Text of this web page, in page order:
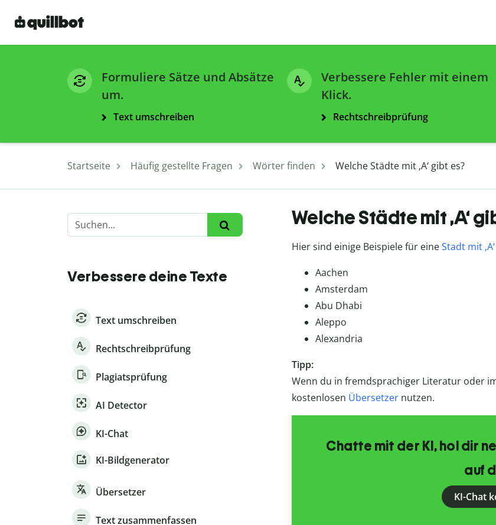
Formuliere Sätze und Absätze
um.
Text umschreiben
Verbessere Fehler mit einem
Klick.
Rechtschreibprüfung
Startseite Häufig gestellte Fragen Wörter finden Welche Städte mit ‚A‘ gibt es?
Verbessere deine Texte
Text umschreiben
Rechtschreibprüfung
Plagiatsprüfung
AI Detector
KI-Chat
KI-Bildgenerator
Übersetzer
Text zusammenfassen
Welche Städte mit ‚A‘
Hier sind einige Beispiele für eineStadt mit ‚A‘
Aachen
Amsterdam
Abu Dhabi
Aleppo
Alexandria
Tipp:
Wenn du in fremdsprachiger Literatur oder
kostenlosen Übersetzernutzen.
Chatte mit der KI, hol dir
auf
KI-Chat